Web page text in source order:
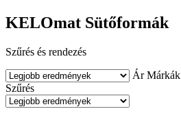
KELOmat Sütőformák
Szűrés és rendezés
Ár Márkák
Szűrés